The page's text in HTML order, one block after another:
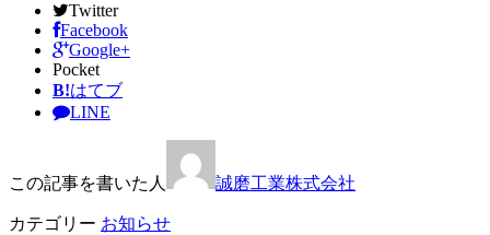
Twitter
Facebook
Google+
Pocket
B!はてブ
LINE
この記事を書いた人 誠磨工業株式会社
カテゴリー お知らせ